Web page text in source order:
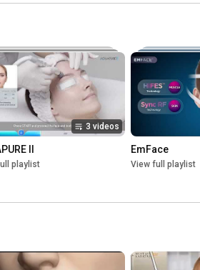
3 videos
II
playlist
EmFace
View full playlist